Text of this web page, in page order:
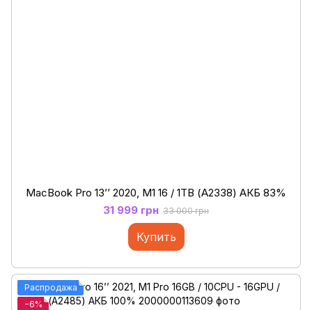
MacBook Pro 13’’ 2020, M1 16 / 1ТB (А2338) АКБ 83%
31 999 грн 33 000 грн
Купить
Распродажа
−6%